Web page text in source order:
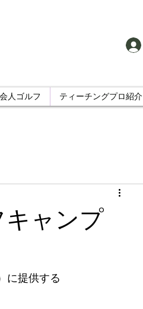
人ゴルフ ティーチングプロ紹介
キャンプ
に提供する